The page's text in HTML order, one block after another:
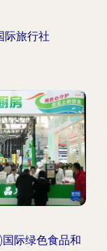
际旅行社
际绿色食品和